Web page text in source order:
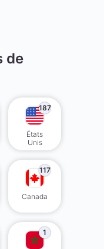
de
187
États
Unis
117
Canada
1